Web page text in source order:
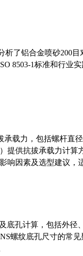
了铝合金喷砂200目
8503-1标准和行业
载力，包括螺杆直
提供抗拔承载力计
响因素及选型建议，
底孔计算，包括外径
螺纹底孔尺寸的常